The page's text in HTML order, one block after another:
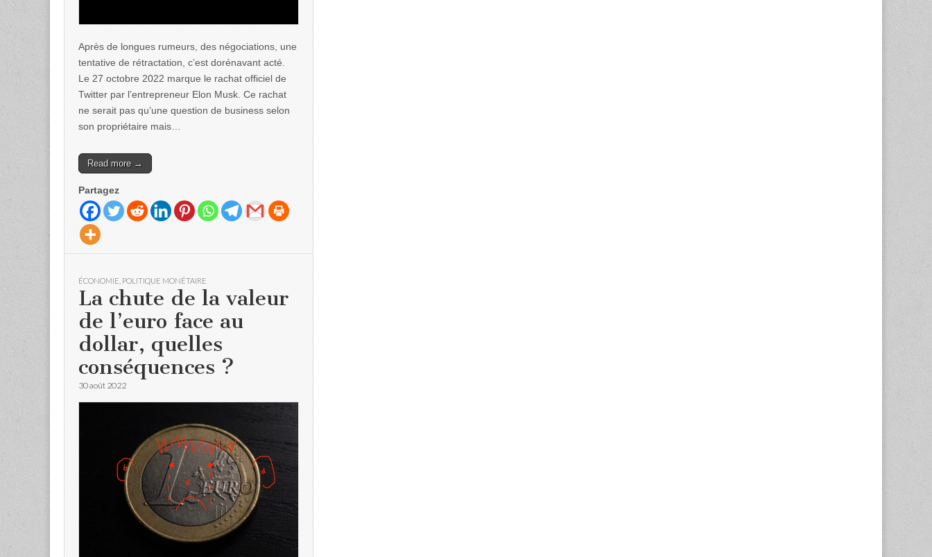
Après de longues rumeurs, des négociations, une
tentative de rétractation, c’est dorénavant acté.
Le 27 octobre 2022 marque le rachat officiel de
Twitter par l’entrepreneur Elon Musk. Ce rachat
ne serait pas qu’une question de business selon
son propriétaire mais…
Read more →
Partagez
ÉCONOMIE POLITIQUE MONÉTAIRE
La chute de la valeur
de l’euro face au
dollar, quelles
conséquences ?
30 août 2022